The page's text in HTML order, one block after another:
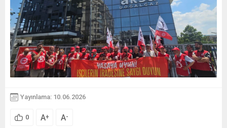
Yayınlama: 10.06.2026
0 A+ A-